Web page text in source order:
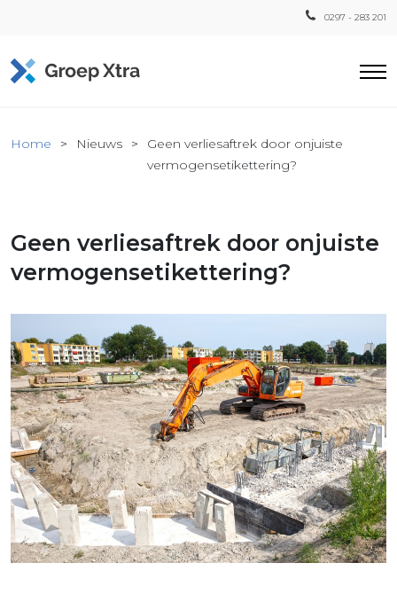
0297 - 283 201
Xtra
Home Nieuws
Geen verliesaftrek door onjuiste
vermogensetikettering?
Geen verliesaftrek door onjuiste
vermogensetikettering?